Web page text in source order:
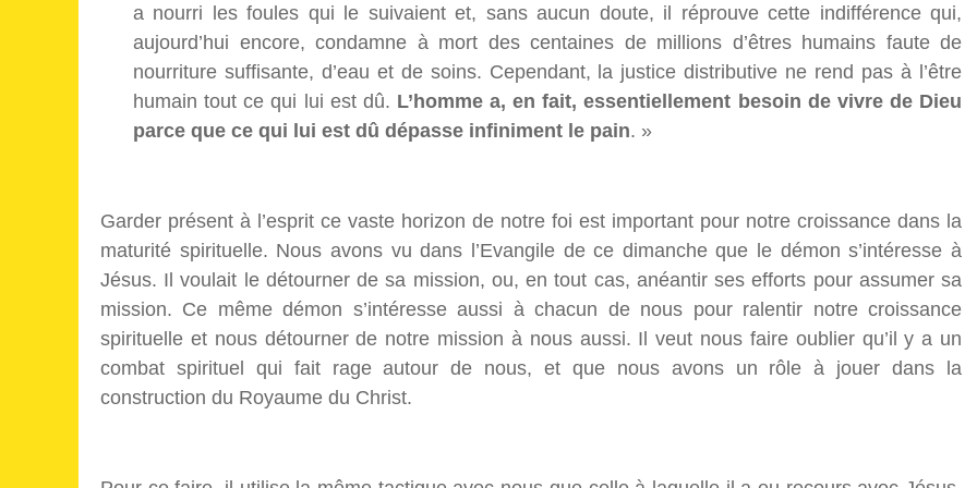
a nourri les foules qui le suivaient et, sans aucun doute, il réprouve cette indifférence qui,
aujourd’hui encore, condamne à mort des centaines de millions d’êtres humains faute de
nourriture suffisante, d’eau et de soins. Cependant, la justice distributive ne rend pas à l’être
humain tout ce qui lui est dû. L’homme a, en fait, essentiellement besoin de vivre de Dieu
parce que ce qui lui est dû dépasse infiniment le pain. »
Garder présent à l’esprit ce vaste horizon de notre foi est important pour notre croissance dans la
maturité spirituelle. Nous avons vu dans l’Evangile de ce dimancheque le démon s’intéresse à
Jésus. Il voulait le détourner de sa mission, ou, en tout cas, anéantir ses efforts pour assumer sa
mission. Ce même démon s’intéresse aussi à chacun de nous pour ralentir notre croissance
spirituelle et nous détourner de notre mission à nous aussi. Il veut nous faire oublier qu’il y a un
combat spirituel qui fait rage autour de nous, et que nous avons un rôle à jouer dans la
construction du Royaume du Christ.